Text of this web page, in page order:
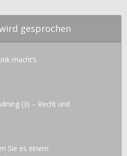
gesprochen
macht‘s
(3) – Recht und
Sie es einem